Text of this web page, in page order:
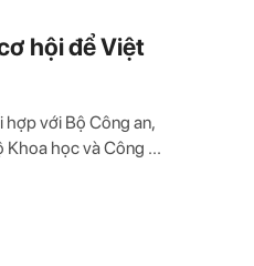
hội để Việt
hợp với Bộ Công an,
Khoa học và Công ...